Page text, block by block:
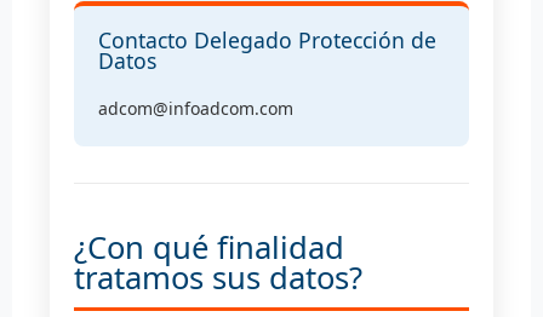
Contacto Delegado Protección de
Datos
adcom@infoadcom.com
¿Con qué finalidad
tratamos sus datos?